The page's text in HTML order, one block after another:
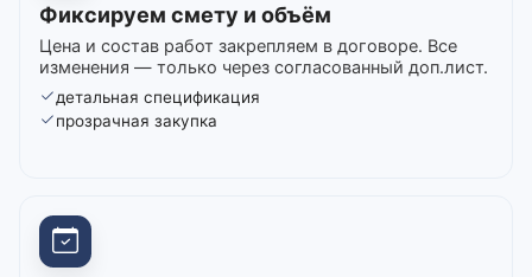
Фиксируем смету и объём
Цена и состав работ закрепляем в договоре. Все
изменения — только через согласованный доп.лист.
детальная спецификация
прозрачная закупка